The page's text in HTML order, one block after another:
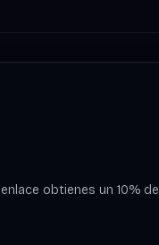
obtienes un 10% de